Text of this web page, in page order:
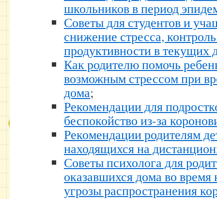
школьников в период
Советы для студентов и
снижение стресса,
продуктивности в текущих
Как родителю помочь
возможным стрессом при
дома;
Рекомендации для
беспокойство из-за
Рекомендации родителям
находящихся на
Советы психолога для
оказавшихся дома во время
угрозы распространения